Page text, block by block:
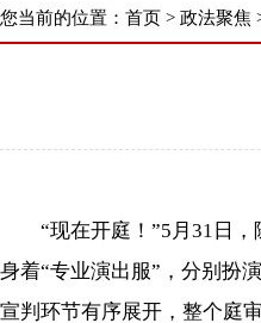
您当前的位置： 首页 > 政法聚焦
“现在开庭！”5月31日，
身着“专业演出服”，分别扮
宣判环节有序展开，整个庭